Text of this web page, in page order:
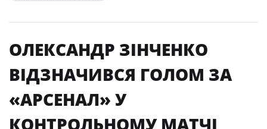
ОЛЕКСАНДР ЗІНЧЕНКО
ВІДЗНАЧИВСЯ ГОЛОМ ЗА
«АРСЕНАЛ» У
КОНТРОЛЬНОМУ МАТЧІ